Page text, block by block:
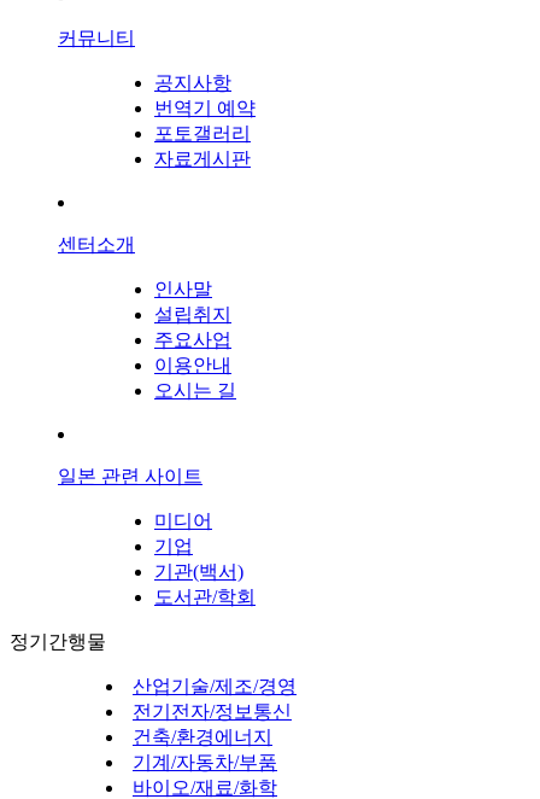
커뮤니티
공지사항
번역기 예약
포토갤러리
자료게시판
센터소개
인사말
설립취지
주요사업
이용안내
오시는 길
일본 관련 사이트
미디어
기업
기관(백서)
도서관/학회
정기간행물
산업기술/제조/경영
전기전자/정보통신
건축/환경에너지
기계/자동차/부품
바이오/재료/화학